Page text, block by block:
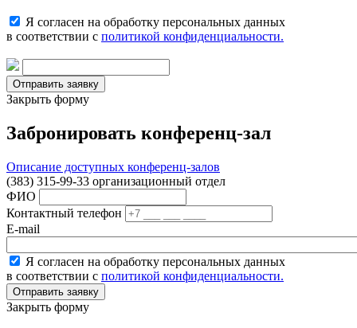
Я согласен на обработку персональных данных
в соответствии с политикой конфиденциальности.
Закрыть форму
Забронировать конференц-зал
Описание доступных конференц-залов
(383) 315-99-33 организационный отдел
ФИО
Контактный телефон
E-mail
Я согласен на обработку персональных данных
в соответствии с политикой конфиденциальности.
Закрыть форму